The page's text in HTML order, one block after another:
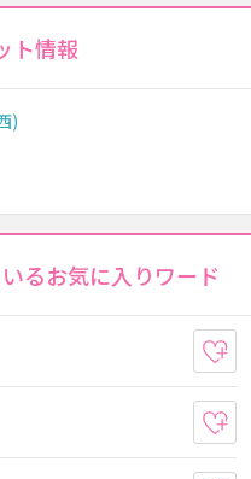
ト情報
)
るお気に入りワード